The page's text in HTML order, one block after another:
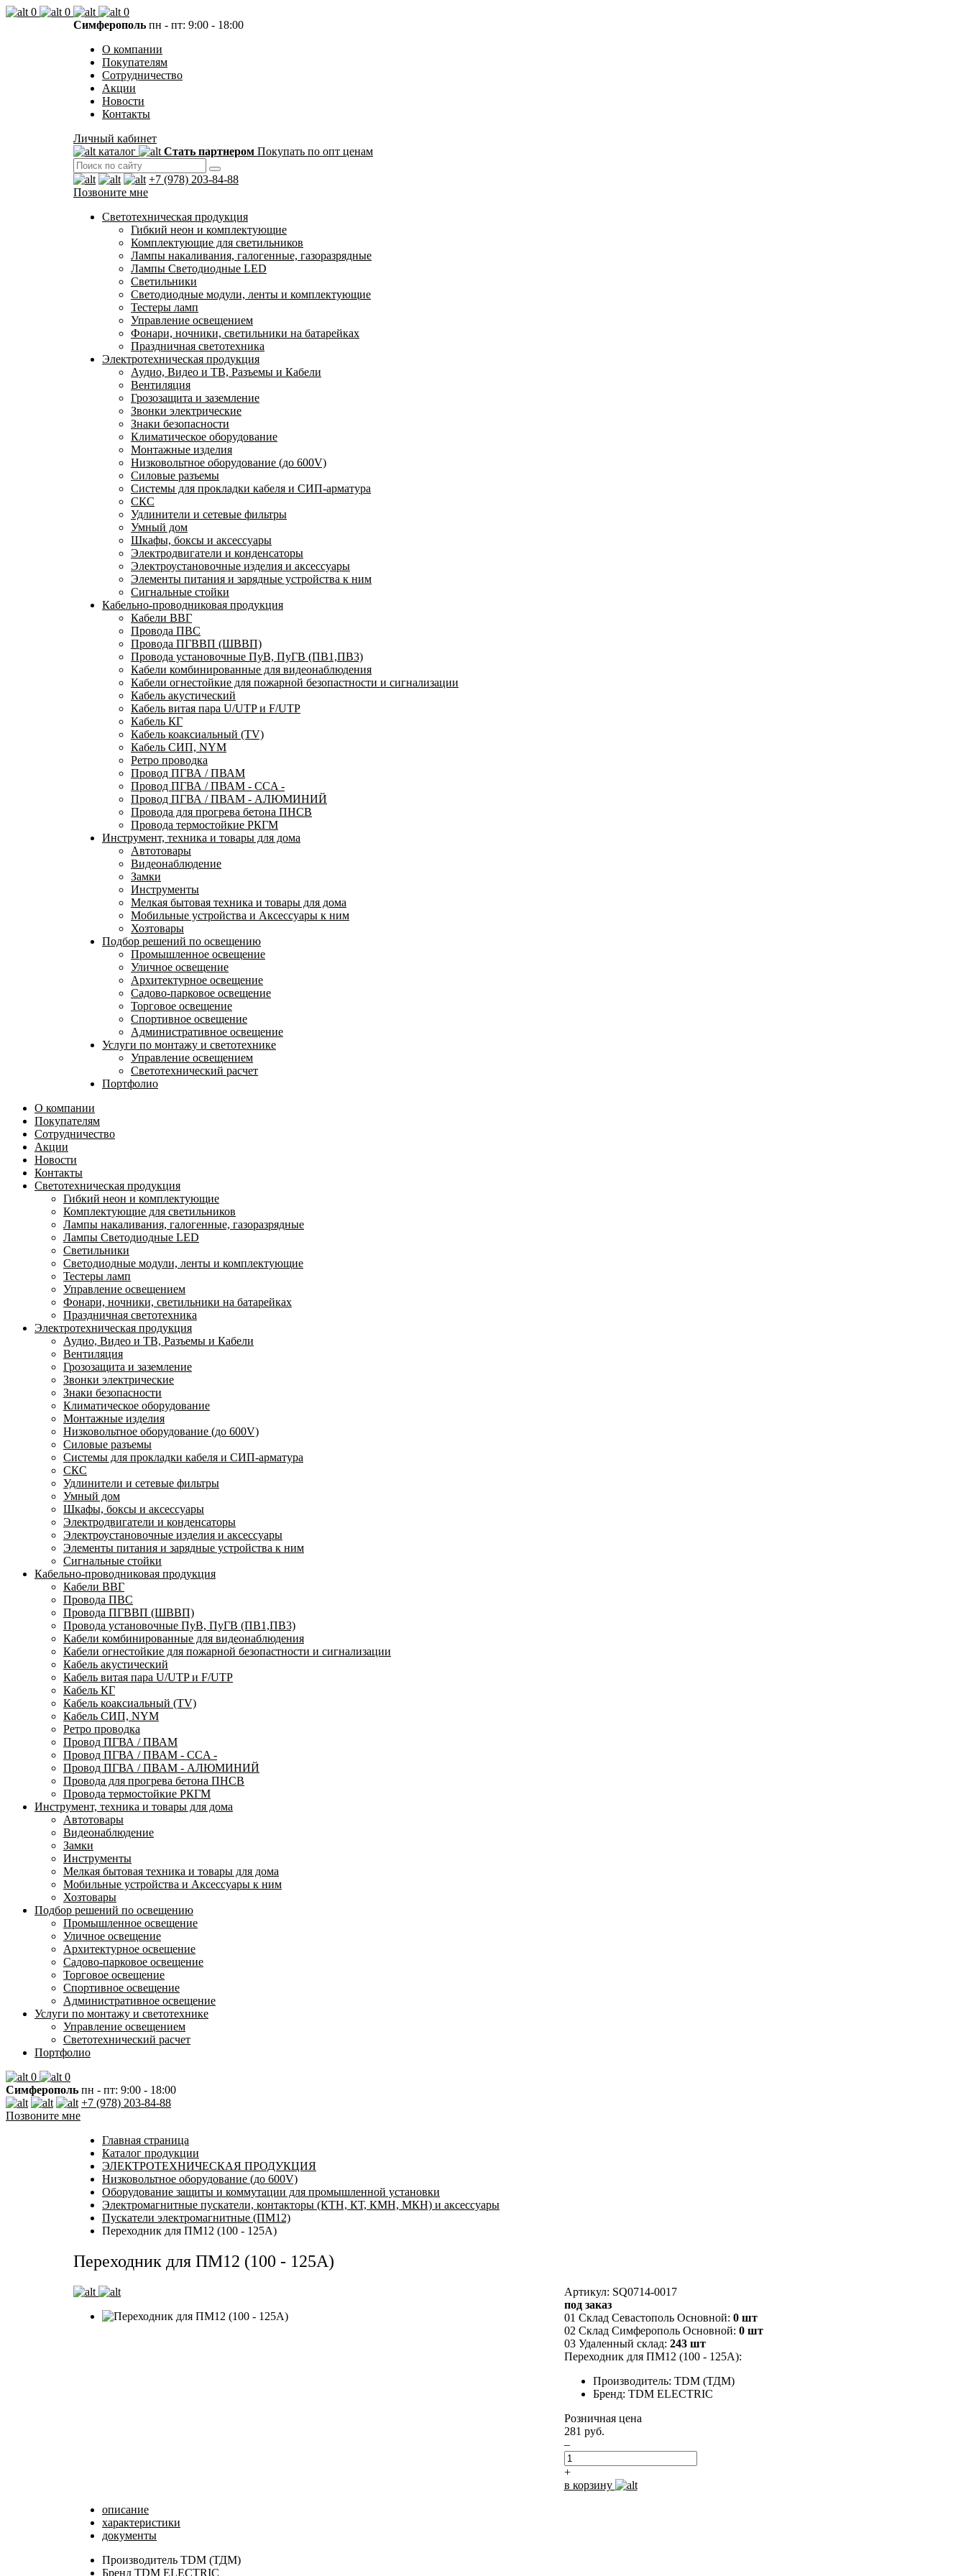
0 0
0
Симферополь пн - пт: 9:00 - 18:00
О компании
Покупателям
Сотрудничество
Акции
Новости
Контакты
Личный кабинет
каталог
Стать партнером Покупать по опт ценам
+7 (978) 203-84-88
Позвоните мне
Светотехническая продукция
Гибкий неон и комплектующие
Комплектующие для светильников
Лампы накаливания, галогенные, газоразрядные
Лампы Светодиодные LED
Светильники
Светодиодные модули, ленты и комплектующие
Тестеры ламп
Управление освещением
Фонари, ночники, светильники на батарейках
Праздничная светотехника
Электротехническая продукция
Аудио, Видео и ТВ, Разъемы и Кабели
Вентиляция
Грозозащита и заземление
Звонки электрические
Знаки безопасности
Климатическое оборудование
Монтажные изделия
Низковольтное оборудование (до 600V)
Силовые разъемы
Системы для прокладки кабеля и СИП-арматура
СКС
Удлинители и сетевые фильтры
Умный дом
Шкафы, боксы и аксессуары
Электродвигатели и конденсаторы
Электроустановочные изделия и аксессуары
Элементы питания и зарядные устройства к ним
Сигнальные стойки
Кабельно-проводниковая продукция
Кабели ВВГ
Провода ПВС
Провода ПГВВП (ШВВП)
Провода установочные ПуВ, ПуГВ (ПВ1,ПВ3)
Кабели комбинированные для видеонаблюдения
Кабели огнестойкие для пожарной безопастности и сигнализации
Кабель акустический
Кабель витая пара U/UTP и F/UTP
Кабель КГ
Кабель коаксиальный (TV)
Кабель СИП, NYM
Ретро проводка
Провод ПГВА / ПВАМ
Провод ПГВА / ПВАМ - CCA -
Провод ПГВА / ПВАМ - АЛЮМИНИЙ
Провода для прогрева бетона ПНСВ
Провода термостойкие РКГМ
Инструмент, техника и товары для дома
Автотовары
Видеонаблюдение
Замки
Инструменты
Мелкая бытовая техника и товары для дома
Мобильные устройства и Аксессуары к ним
Хозтовары
Подбор решений по освещению
Промышленное освещение
Уличное освещение
Архитектурное освещение
Садово-парковое освещение
Торговое освещение
Спортивное освещение
Административное освещение
Услуги по монтажу и светотехнике
Управление освещением
Светотехнический расчет
Портфолио
О компании
Покупателям
Сотрудничество
Акции
Новости
Контакты
Светотехническая продукция
Гибкий неон и комплектующие
Комплектующие для светильников
Лампы накаливания, галогенные, газоразрядные
Лампы Светодиодные LED
Светильники
Светодиодные модули, ленты и комплектующие
Тестеры ламп
Управление освещением
Фонари, ночники, светильники на батарейках
Праздничная светотехника
Электротехническая продукция
Аудио, Видео и ТВ, Разъемы и Кабели
Вентиляция
Грозозащита и заземление
Звонки электрические
Знаки безопасности
Климатическое оборудование
Монтажные изделия
Низковольтное оборудование (до 600V)
Силовые разъемы
Системы для прокладки кабеля и СИП-арматура
СКС
Удлинители и сетевые фильтры
Умный дом
Шкафы, боксы и аксессуары
Электродвигатели и конденсаторы
Электроустановочные изделия и аксессуары
Элементы питания и зарядные устройства к ним
Сигнальные стойки
Кабельно-проводниковая продукция
Кабели ВВГ
Провода ПВС
Провода ПГВВП (ШВВП)
Провода установочные ПуВ, ПуГВ (ПВ1,ПВ3)
Кабели комбинированные для видеонаблюдения
Кабели огнестойкие для пожарной безопастности и сигнализации
Кабель акустический
Кабель витая пара U/UTP и F/UTP
Кабель КГ
Кабель коаксиальный (TV)
Кабель СИП, NYM
Ретро проводка
Провод ПГВА / ПВАМ
Провод ПГВА / ПВАМ - CCA -
Провод ПГВА / ПВАМ - АЛЮМИНИЙ
Провода для прогрева бетона ПНСВ
Провода термостойкие РКГМ
Инструмент, техника и товары для дома
Автотовары
Видеонаблюдение
Замки
Инструменты
Мелкая бытовая техника и товары для дома
Мобильные устройства и Аксессуары к ним
Хозтовары
Подбор решений по освещению
Промышленное освещение
Уличное освещение
Архитектурное освещение
Садово-парковое освещение
Торговое освещение
Спортивное освещение
Административное освещение
Услуги по монтажу и светотехнике
Управление освещением
Светотехнический расчет
Портфолио
0
0
Симферополь пн - пт: 9:00 - 18:00
+7 (978) 203-84-88
Позвоните мне
Главная страница
Каталог продукции
ЭЛЕКТРОТЕХНИЧЕСКАЯ ПРОДУКЦИЯ
Низковольтное оборудование (до 600V)
Оборудование защиты и коммутации для промышленной установки
Электромагнитные пускатели, контакторы (КТН, КТ, КМН, МКН) и аксессуары
Пускатели электромагнитные (ПМ12)
Переходник для ПМ12 (100 - 125А)
Переходник для ПМ12 (100 - 125А)
Артикул: SQ0714-0017
под заказ
01 Склад Севастополь Основной: 0 шт
02 Склад Симферополь Основной: 0 шт
03 Удаленный склад: 243 шт
Переходник для ПМ12 (100 - 125А):
Производитель: TDM (ТДМ)
Бренд: TDM ELECTRIC
Розничная цена
281 руб.
–
+
в корзину
описание
характеристики
документы
Производитель TDM (ТДМ)
Бренд TDM ELECTRIC